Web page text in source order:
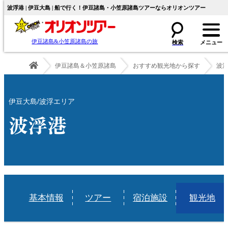
波浮港 | 伊豆大島 | 船で行く！伊豆諸島・小笠原諸島ツアーならオリオンツアー
伊豆諸島&小笠原諸島の旅
伊豆諸島＆小笠原諸島 おすすめ観光地から探す 波
伊豆大島/波浮エリア
波浮港
基本情報 ツアー 宿泊施設 観光地